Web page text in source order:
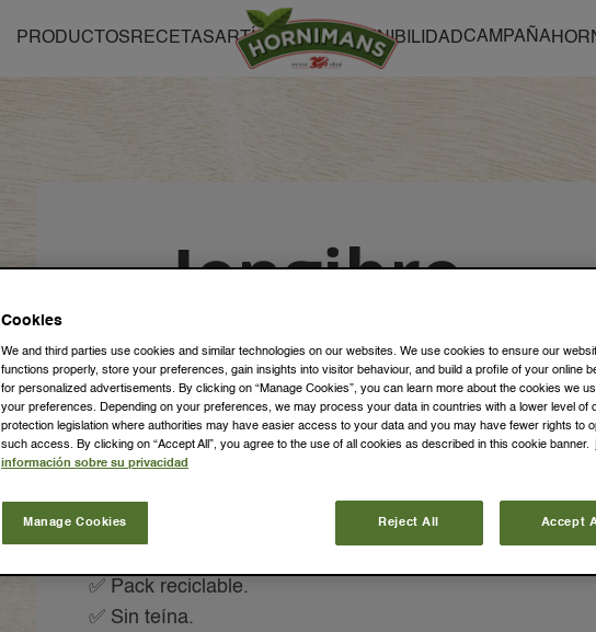
PRODUCTOS RECETASARTÍCULOSSOSTENIBILIDADCAMPAÑA
Jengibre
Bienestar
La nueva gama Hornimans Jengibre Bienestar
combina el poder del jengibre con un toque frutal.​
✅ Ayuda a tu sistema inmune​.
✅ Pack reciclable​.
✅ Sin teína.
Cookies
We and third parties use cookies and similar technologies on our websites. We use cookies to ensure our
functions properly, store your preferences, gain insights into visitor behaviour, and build a profile of your online
for personalized advertisements. By clicking on “Manage Cookies”, you can learn more about the cookies we
your preferences. Depending on your preferences, we may process your data in countries with a lower level of
protection legislation where authorities may have easier access to your data and you may have fewer rights to
such access. By clicking on “Accept All”, you agree to the use of all cookies as described in this cookie banner.
información sobre su privacidad
Manage Cookies Reject All Accept